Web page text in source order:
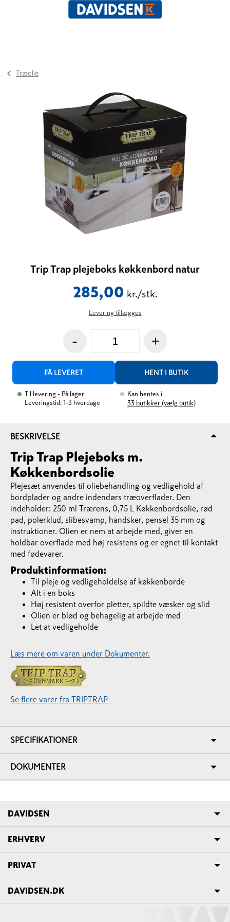
Træolie
Trip Trap plejeboks køkkenbord natur
285,00 kr./stk.
Levering tillægges
- +
FÅ LEVERET HENT I BUTIK
Til levering - På lager
Leveringstid: 1-3 hverdage
Kan hentes i
33 butikker (vælg butik)
BESKRIVELSE
Trip Trap Plejeboks m.
Køkkenbordsolie
Plejesæt anvendes til oliebehandling og vedligehold af
bordplader og andre indendørs træoverflader. Den
indeholder: 250 ml Trærens, 0,75 L Køkkenbordsolie, rød
pad, polerklud, slibesvamp, handsker, pensel 35 mm og
instruktioner. Olien er nem at arbejde med, giver en
holdbar overflade med høj resistens og er egnet til kontakt
med fødevarer.
Produktinformation:
Til pleje og vedligeholdelse af køkkenborde
Alt i en boks
Høj resistent overfor pletter, spildte væsker og slid
Olien er blød og behagelig at arbejde med
Let at vedligeholde
Læs mere om varen under Dokumenter.
Se flere varer fra TRIPTRAP
SPECIFIKATIONER
DOKUMENTER
DAVIDSEN
ERHVERV
PRIVAT
DAVIDSEN.DK